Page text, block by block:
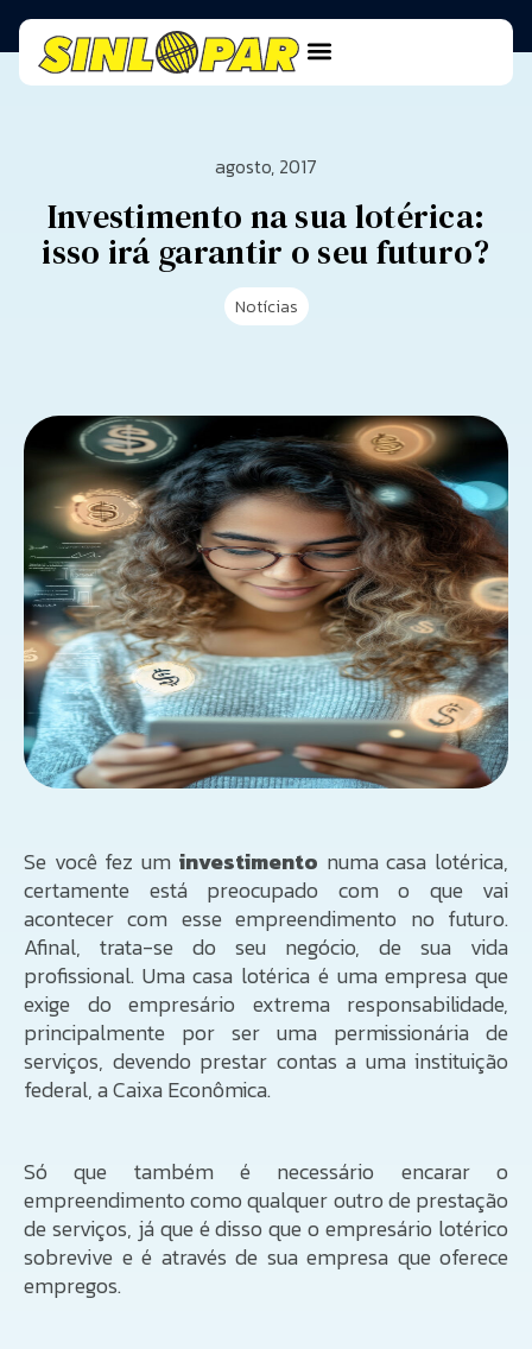
agosto, 2017
Investimento na sua lotérica:
isso irá garantir o seu futuro?
Notícias
Se você fez um investimento numa casa lotérica,
certamente está preocupado com o que vai
acontecer com esse empreendimento no futuro.
Afinal, trata-se do seu negócio, de sua vida
profissional. Uma casa lotérica é uma empresa que
exige do empresário extrema responsabilidade,
principalmente por ser uma permissionária de
serviços, devendo prestar contas a uma instituição
federal, a Caixa Econômica.
Só que também é necessário encarar o
empreendimento como qualquer outro de prestação
de serviços, já que é disso que o empresário lotérico
sobrevive e é através de sua empresa que oferece
empregos.